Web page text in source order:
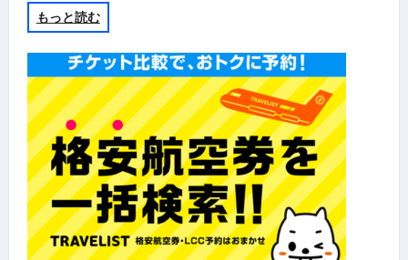
もっと読む